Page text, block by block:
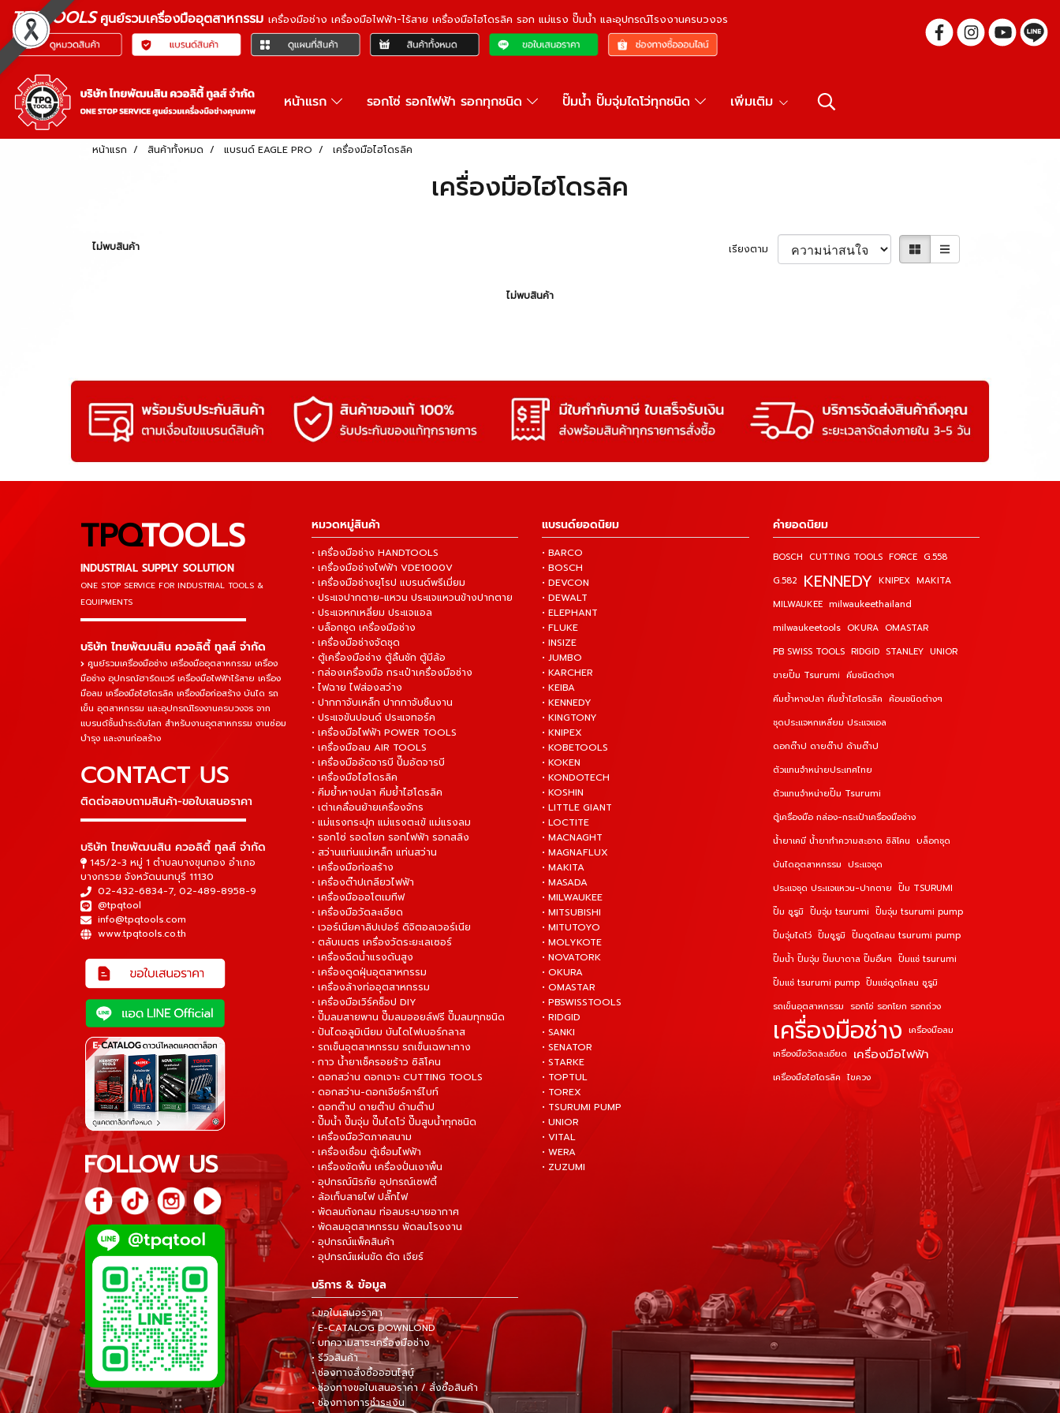
TPQTOOLSศูนย์รวมเครื่องมืออุตสาหกรรม เครื่องมือช่าง เครื่องมือไฟฟ้า-ไร้สาย เครื่องมือไฮโดรลิค รอก แม่แรง ปั๊มน้ำ และอุปกรณ์โรงงานครบวงจร
หน้าแรก รอกโซ่ รอกไฟฟ้า รอกทุกชนิด ปั๊มน้ำ ปั๊มจุ่มไดโว่ทุกชนิด เพิ่มเติม
หน้าแรก สินค้าทั้งหมด แบรนด์ EAGLE PRO เครื่องมือไฮโดรลิค
เครื่องมือไฮโดรลิค
ไม่พบสินค้า เรียงตาม
ไม่พบสินค้า
TPQTOOLS
INDUSTRIAL SUPPLY SOLUTION
ONE STOP SERVICE FOR INDUSTRIAL TOOLS &
EQUIPMENTS
▬▬▬▬▬▬▬▬▬▬▬▬▬▬▬
บริษัท ไทยพัฒนสิน ควอลิตี้ ทูลส์ จำกัด
ศูนย์รวมเครื่องมือช่าง เครื่องมืออุตสาหกรรม เครื่อง
มือช่าง อุปกรณ์ฮาร์ดแวร์ เครื่องมือไฟฟ้าไร้สาย เครื่อง
มือลม เครื่องมือไฮโดรลิค เครื่องมือก่อสร้าง บันได รถ
เข็น อุตสาหกรรม และอุปกรณ์โรงงานครบวงจร จาก
แบรนด์ชั้นนำระดับโลก สำหรับงานอุตสาหกรรม งานซ่อม
บำรุง และงานก่อสร้าง
CONTACT US
ติดต่อสอบถามสินค้า-ขอใบเสนอราคา
▬▬▬▬▬▬▬▬▬▬▬▬▬▬▬
บริษัท ไทยพัฒนสิน ควอลิตี้ ทูลส์ จำกัด
145/2-3 หมู่ 1 ตำบลบางขุนกอง อำเภอ
บางกรวย จังหวัดนนทบุรี 11130
02-432-6834-7, 02-489-8958-9
@tpqtool
info@tpqtools.com
www.tpqtools.co.th
FOLLOW US
หมวดหมู่สินค้า
• เครื่องมือช่าง HANDTOOLS
• เครื่องมือช่างไฟฟ้า VDE1000V
• เครื่องมือช่างยุโรป แบรนด์พรีเมี่ยม
• ประแจปากตาย-แหวน ประแจแหวนข้างปากตาย
• ประแจหกเหลี่ยม ประแจแอล
• บล็อกชุด เครื่องมือช่าง
• เครื่องมือช่างจัดชุด
• ตู้เครื่องมือช่าง ตู้ลิ้นชัก ตู้มีล้อ
• กล่องเครื่องมือ กระเป๋าเครื่องมือช่าง
• ไฟฉาย ไฟส่องสว่าง
• ปากกาจับเหล็ก ปากกาจับชิ้นงาน
• ประแจขันปอนด์ ประแจทอร์ค
• เครื่องมือไฟฟ้า POWER TOOLS
• เครื่องมือลม AIR TOOLS
• เครื่องมืออัดจารบี ปั๊มอัดจารบี
• เครื่องมือไฮโดรลิค
• คีมย้ำหางปลา คีมย้ำไฮโดรลิค
• เต่าเคลื่อนย้ายเครื่องจักร
• แม่แรงกระปุก แม่แรงตะเข้ แม่แรงลม
• รอกโซ่ รอดโยก รอกไฟฟ้า รอกสลิง
• สว่านแท่นแม่เหล็ก แท่นสว่าน
• เครื่องมือก่อสร้าง
• เครื่องต๊าปเกลียวไฟฟ้า
• เครื่องมือออโตเมทีฟ
• เครื่องมือวัดละเอียด
• เวอร์เนียคาลิปเปอร์ ดิจิตอลเวอร์เนีย
• ตลับเมตร เครื่องวัดระยะเลเซอร์
• เครื่องฉีดน้ำแรงดันสูง
• เครื่องดูดฝุ่นอุตสาหกรรม
• เครื่องล้างท่ออุตสาหกรรม
• เครื่องมือเวิร์คช็อป DIY
• ปั๊มลมสายพาน ปั๊มลมออยล์ฟรี ปั๊มลมทุกชนิด
• ปันไดอลูมิเนียม บันไดไฟเบอร์กลาส
• รถเข็นอุตสาหกรรม รถเข็นเฉพาะทาง
• กาว น้ำยาเช็ครอยร้าว ซิลิโคน
• ดอกสว่าน ดอกเจาะ CUTTING TOOLS
• ดอกสว่าน-ดอกเจียร์คาร์ไบท์
• ดอกต๊าป ดายต๊าป ด้ามต๊าป
• ปั๊มน้ำ ปั๊มจุ่ม ปั๊มไดโว่ ปั๊มสูบน้ำทุกชนิด
• เครื่องมือวัดภาคสนาม
• เครื่องเชื่อม ตู้เชื่อมไฟฟ้า
• เครื่องขัดพื้น เครื่องปั่นเงาพื้น
• อุปกรณ์นิรภัย อุปกรณ์เซฟตี้
• ล้อเก็บสายไฟ ปลั๊กไฟ
• พัดลมถังกลม ท่อลมระบายอากาศ
• พัดลมอุตสาหกรรม พัดลมโรงงาน
• อุปกรณ์แพ็คสินค้า
• อุปกรณ์แผ่นขัด ตัด เจียร์
แบรนด์ยอดนิยม
• BARCO
• BOSCH
• DEVCON
• DEWALT
• ELEPHANT
• FLUKE
• INSIZE
• JUMBO
• KARCHER
• KEIBA
• KENNEDY
• KINGTONY
• KNIPEX
• KOBETOOLS
• KOKEN
• KONDOTECH
• KOSHIN
• LITTLE GIANT
• LOCTITE
• MACNAGHT
• MAGNAFLUX
• MAKITA
• MASADA
• MILWAUKEE
• MITSUBISHI
• MITUTOYO
• MOLYKOTE
• NOVATORK
• OKURA
• OMASTAR
• PBSWISSTOOLS
• RIDGID
• SANKI
• SENATOR
• STARKE
• TOPTUL
• TOREX
• TSURUMI PUMP
• UNIOR
• VITAL
• WERA
• ZUZUMI
บริการ & ข้อมูล
• ขอใบเสนอราคา
• E-CATALOG DOWNLOND
• บทความสาระเครื่องมือช่าง
• รีวิวสินค้า
• ช่องทางสั่งซื้อออนไลน์
• ช่องทางขอใบเสนอราคา / สั่งซื้อสินค้า
• ช่องทางการชำระเงิน
คำยอดนิยม
BOSCH CUTTING TOOLS FORCE G.558
G.582 KENNEDY KNIPEX MAKITA
MILWAUKEE milwaukeethailand
milwaukeetools OKURA OMASTAR
PB SWISS TOOLS RIDGID STANLEY UNIOR
ขายปั๊ม Tsurumi คีมชนิดต่างๆ
คีมย้ำหางปลา คีมย้ำไฮโดรลิค ค้อนชนิดต่างๆ
ชุดประแจหกเหลี่ยม ประแจแอล
ดอกต๊าป ดายต๊าป ด้ามต๊าป
ตัวแทนจำหน่ายประเทศไทย
ตัวแทนจำหน่ายปั๊ม Tsurumi
ตู้เครื่องมือ กล่อง-กระเป๋าเครื่องมือช่าง
น้ำยาเคมี น้ำยาทำความสะอาด ซิลิโคน บล็อกชุด
บันไดอุตสาหกรรม ประแจชุด
ประแจชุด ประแจแหวน-ปากตาย ปั๊ม TSURUMI
ปั๊ม ซูรูมิ ปั๊มจุ่ม tsurumi ปั๊มจุ่ม tsurumi pump
ปั๊มจุ่มไดโว่ ปั๊มซูรูมิ ปั๊มดูดโคลน tsurumi pump
ปั๊มน้ำ ปั๊มจุ่ม ปั๊มบาดาล ปั๊มอื่นๆ ปั๊มแช่ tsurumi
ปั๊มแช่ tsurumi pump ปั๊มแช่ดูดโคลน ซูรูมิ
รถเข็นอุตสาหกรรม รอกโซ่ รอกโยก รอกถ่วง
เครื่องมือช่าง เครื่องมือลม
เครื่องมือวัดละเอียด เครื่องมือไฟฟ้า
เครื่องมือไฮโดรลิค ไขควง